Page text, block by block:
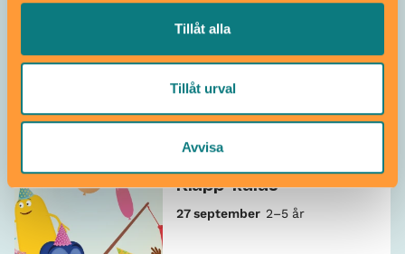
Tillåt alla
Tillåt urval
Avvisa
Musik Musikal
årsjubileum
17 september Från 13 år
Uppsala konsert & kongress
(UKK)
Klapp-kalas
27 september 2–5 år